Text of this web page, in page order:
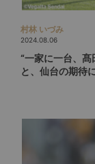
村林 いづみ
2024.08.06
“一家に一台、
と、仙台の期待